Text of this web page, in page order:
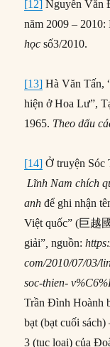
[12] Nguyễn Văn
năm 2009 –
họcsố3/2010.
[13] Hà Văn Tấn,
hiện ở Hoa Lư”,
1965. Theo dấu
[14] Ở truyện Sóc
Lĩnh Nam chích
anhđể ghi nhận
Việt quốc” (巨越
giải” ,nguồn:
com/2010/07/03/
soc-thien-
Trần Đình Hoành
bạt (bạt cuối sách)
3 (tục loại) của